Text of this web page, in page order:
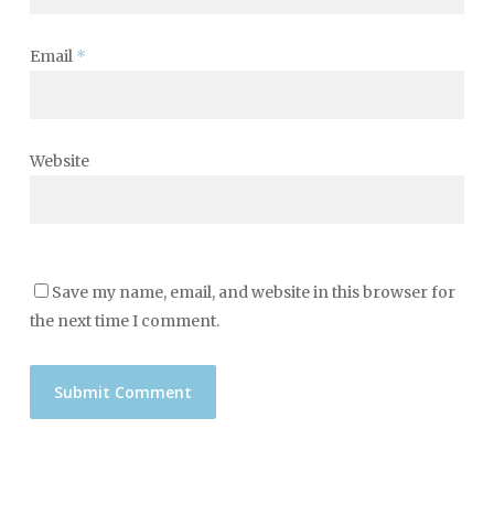
Email *
Website
Save my name, email, and website in this browser for
the next time I comment.